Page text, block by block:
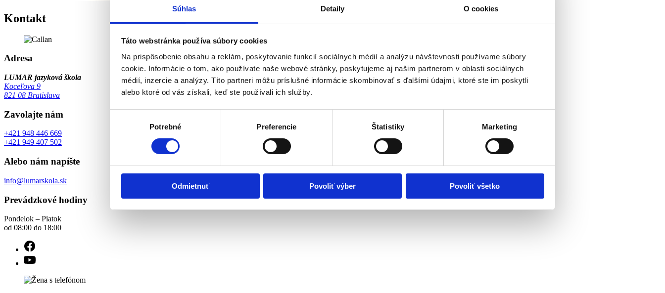
Súhlas Detaily O cookies
Táto webstránka používa súbory cookies
Na prispôsobenie obsahu a reklám, poskytovanie funkcií sociálnych médií a analýzu návštevnosti používame súbory
cookie. Informácie o tom, ako používate naše webové stránky, poskytujeme aj našim partnerom v oblasti sociálnych
médií, inzercie a analýzy. Títo partneri môžu príslušné informácie skombinovať s ďalšími údajmi, ktoré ste im poskytli
alebo ktoré od vás získali, keď ste používali ich služby.
Potrebné Preferencie Štatistiky Marketing
Odmietnuť Povoliť výber Povoliť všetko
Kontakt
Adresa
LUMAR jazyková škola
Koceľova 9
821 08 Bratislava
Zavolajte nám
+421 948 446 669
+421 949 407 502
Alebo nám napíšte
info@lumarskola.sk
Prevádzkové hodiny
Pondelok – Piatok
od 08:00 do 18:00